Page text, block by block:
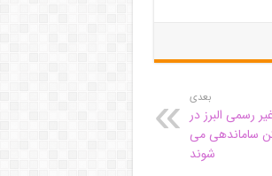
بعدی
رسمی البرز در
ساماندهی می
شوند